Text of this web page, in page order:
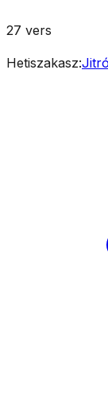
27 vers
Hetiszakasz:Jitró